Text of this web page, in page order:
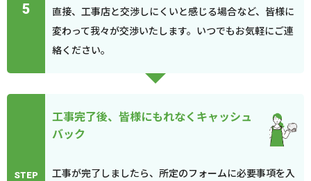
5
直接、工事店と交渉しにくいと感じる場合など、皆様に
変わって我々が交渉いたします。いつでもお気軽にご連
絡ください。
STEP
工事完了後、皆様にもれなくキャッシュ
バック
工事が完了しましたら、所定のフォームに必要事項を入